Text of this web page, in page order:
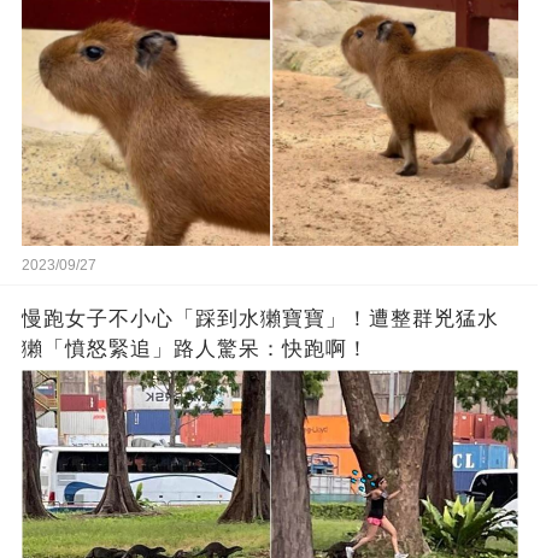
2023/09/27
慢跑女子不小心「踩到水獺寶寶」！遭整群兇猛水
獺「憤怒緊追」路人驚呆：快跑啊！